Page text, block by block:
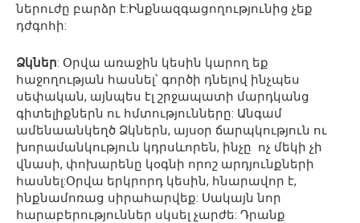
ներուժը բարձր է:Ինքնազգացողությունից չեք
դժգոհի:
Ձկներ: Օրվա առաջին կեսին կարող եք
հաջողության հասնել՝ գործի դնելով ինչպես
սեփական, այնպես էլ շրջապատի մարդկանց
գիտելիքներն ու հմտությունները: Անգամ
ամենաանկեղծ Ձկներն, այսօր ճարպկություն ու
խորամանկություն կդրսևորեն, ինչը ոչ մեկի չի
վնասի, փոխարենը կօգնի որոշ արդյունքների
հասնել:Օրվա երկրորդ կեսին, հնարավոր է,
ինքնամոռաց սիրահարվեք: Սակայն նոր
հարաբերություններ սկսել չարժե: Դրանք